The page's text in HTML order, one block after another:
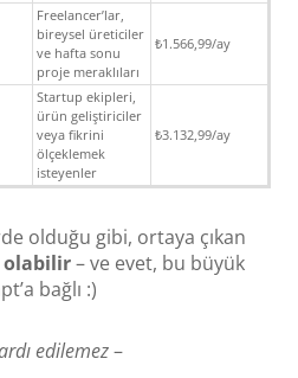
Freelancer’lar,
bireysel üreticiler
ve hafta sonu
proje meraklıları
₺1.566,99/ay
Startup ekipleri,
ürün geliştiriciler
veya fikrini
ölçeklemek
isteyenler
₺3.132,99/ay
olduğu gibi, ortaya çıkan
olabilir– ve evet, bu büyük
bağlı :)
edilemez–